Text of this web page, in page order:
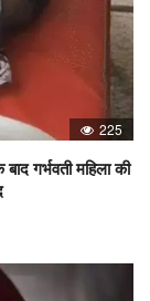
225
गर्भवती महिला की